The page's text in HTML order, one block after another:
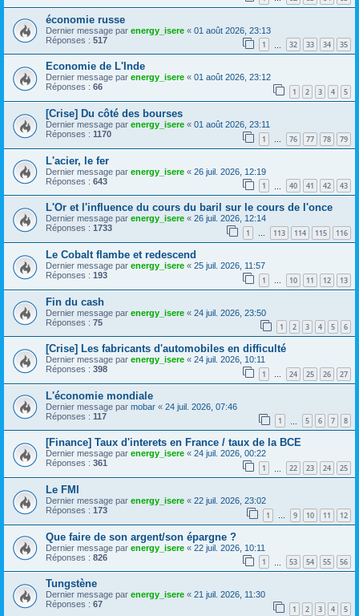
économie russe
Dernier message par energy_isere « 01 août 2026, 23:13
Réponses : 517 1 32 33 34 35
Economie de L'Inde
Dernier message par energy_isere « 01 août 2026, 23:12
Réponses : 66 1 2 3 4 5
[Crise] Du côté des bourses
Dernier message par energy_isere « 01 août 2026, 23:11
Réponses : 1170 1 … 76 77 78 79
L'acier, le fer
Dernier message par energy_isere « 26 juil. 2026, 12:19
Réponses : 643 1 40 41 42 43
L'Or et l'influence du cours du baril sur le cours de l'once
Dernier message par energy_isere « 26 juil. 2026, 12:14
Réponses : 1733 1 … 113 114 115 116
Le Cobalt flambe et redescend
Dernier message par energy_isere « 25 juil. 2026, 11:57
Réponses : 193 1 10 11 12 13
Fin du cash
Dernier message par energy_isere « 24 juil. 2026, 23:50
Réponses : 75 1 2 3 4 5 6
[Crise] Les fabricants d'automobiles en difficulté
Dernier message par energy_isere « 24 juil. 2026, 10:11
Réponses : 398 1 … 24 25 26 27
L'économie mondiale
Dernier message par mobar « 24 juil. 2026, 07:46
Réponses : 117 1 5 6 7 8
[Finance] Taux d'interets en France / taux de la BCE
Dernier message par energy_isere « 24 juil. 2026, 00:22
Réponses : 361 1 22 23 24 25
Le FMI
Dernier message par energy_isere « 22 juil. 2026, 23:02
Réponses : 173 1 … 9 10 11 12
Que faire de son argent/son épargne ?
Dernier message par energy_isere « 22 juil. 2026, 10:11
Réponses : 826 1 53 54 55 56
Tungstène
Dernier message par energy_isere « 21 juil. 2026, 11:30
Réponses : 67 1 2 3 4 5